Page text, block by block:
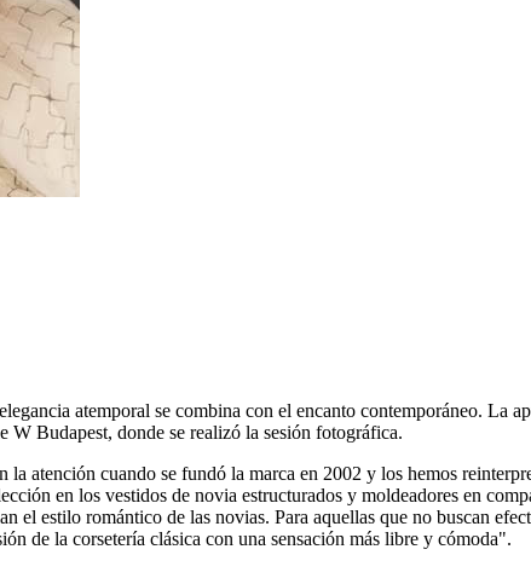
atemporal se combina con el encanto contemporáneo. La
Budapest, donde se realizó la sesión fotográfica.
atención cuando se fundó la marca en 2002 y los hemos
en los vestidos de novia estructurados y moldeadores en
el estilo romántico de las novias. Para aquellas que no buscan
de la corsetería clásica con una sensación más libre y cómoda".